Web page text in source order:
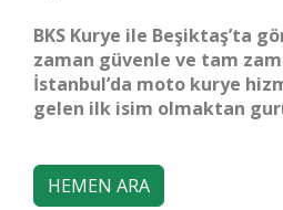
BKS Kurye ile Beşiktaş’ta
zaman güvenle ve tam
İstanbul’da moto kurye
gelen ilk isim olmaktan
HEMEN ARA